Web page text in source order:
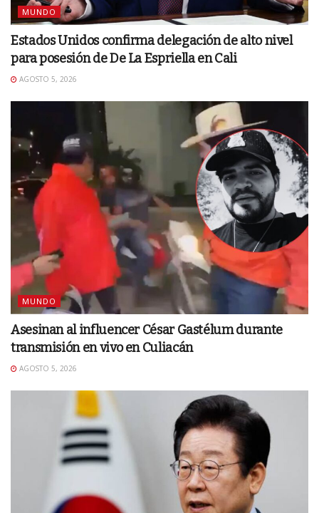
MUNDO
Estados Unidos confirma delegación de alto nivel
para posesión de De La Espriella en Cali
AGOSTO 5, 2026
MUNDO
Asesinan al influencer César Gastélum durante
transmisión en vivo en Culiacán
AGOSTO 5, 2026